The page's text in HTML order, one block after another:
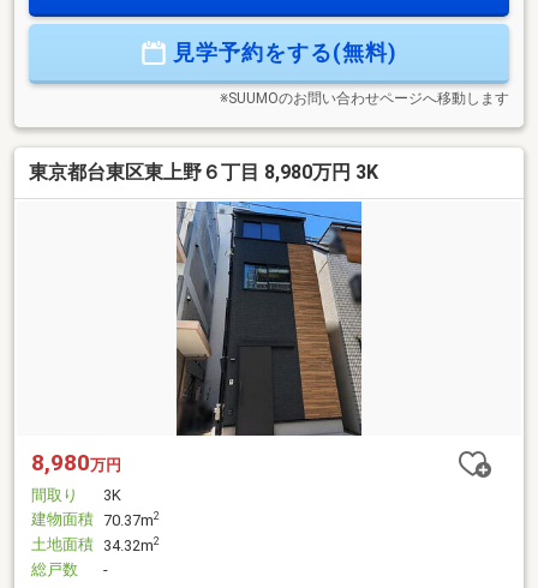
常磐線●高崎線〇上野東京ライン●東京メトロ銀座線〇東京メ
トロ日比谷線●東北新幹線〇北陸新幹線お問い合わせお待ちし
見学予約をする(無料)
※SUUMOのお問い合わせページへ移動します
東京都台東区東上野６丁目 8,980万円 3K
8,980万円
間取り
3K
建物面積 70.37m2
土地面積 34.32m2
総戸数
-